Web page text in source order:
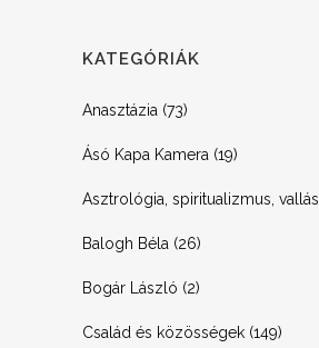
KATEGÓRIÁK
Anasztázia (73)
Ásó Kapa Kamera (19)
Asztrológia, spiritualizmus, vallás
Balogh Béla (26)
Bogár László (2)
Család és közösségek (149)